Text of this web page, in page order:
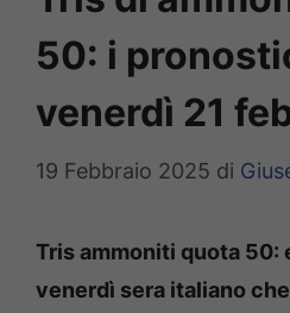
50: i
venerdì 21
19 Febbraio 2025 di
Tris ammoniti quota 50:
venerdì sera italiano